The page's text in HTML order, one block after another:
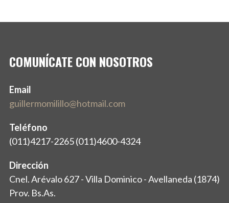
COMUNÍCATE CON NOSOTROS
Email
guillermomilillo@hotmail.com
Teléfono
(011)4217-2265 (011)4600-4324
Dirección
Cnel. Arévalo 627 - Villa Dominico - Avellaneda (1874)
Prov. Bs.As.